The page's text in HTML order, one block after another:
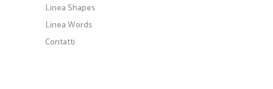
Linea Shapes
Linea Words
Contatti